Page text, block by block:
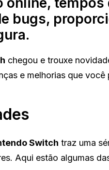
bugs,
chegou e trouxe
e melhorias que
Switch traz uma
Aqui estão algumas